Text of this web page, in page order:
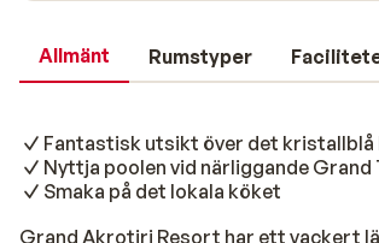
Allmänt Rumstyper
Fantastisk utsikt över det kristallblå
Nyttja poolen vid närliggande Grand
Smaka på det lokala köket
Grand Akrotiri Resort har ett vackert